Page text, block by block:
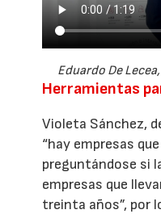
Eduardo De
Herramientas
Violeta Sánchez,
“hay empresas
preguntándose si
empresas que
treinta años”, por